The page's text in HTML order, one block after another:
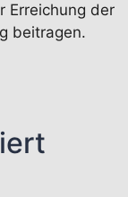
Erreichung der
beitragen.